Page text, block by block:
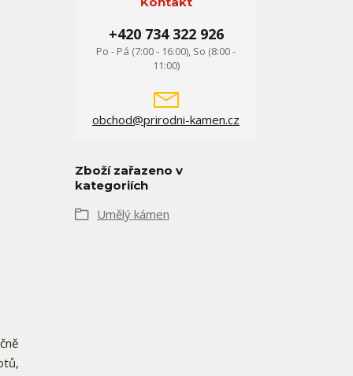
+420 734 322 926
Po - Pá (7:00 - 16:00), So (8:00 -
11:00)
obchod@prirodni-kamen.cz
Zboží zařazeno v
kategoriích
Umělý kámen